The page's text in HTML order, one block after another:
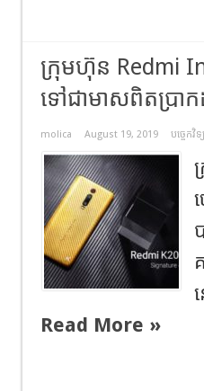
ក្រុមហ៊ុន Redmi
ទៅជាមាសពិតប្រា
molica August 19, 2019 បច្ចេកវិទ្
Read More »